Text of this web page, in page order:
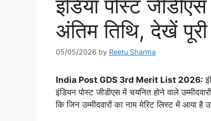
इंडिया पोस्ट
अंतिम तिथि, देखें पूरी
05/05/2026 by Reetu Sharma
India Post GDS 3rd Merit List 2026:
इंडियन पोस्ट जीडीएस में चयनित होने वाले
कि जिन उम्मीदवारों का नाम मेरिट लिस्ट में आया है